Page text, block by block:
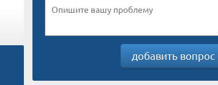
добавить вопрос